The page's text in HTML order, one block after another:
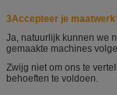
3Accepteer je
Ja, natuurlijk kunnen we
gemaakte machines
Zwijg niet om ons te
behoeften te voldoen.